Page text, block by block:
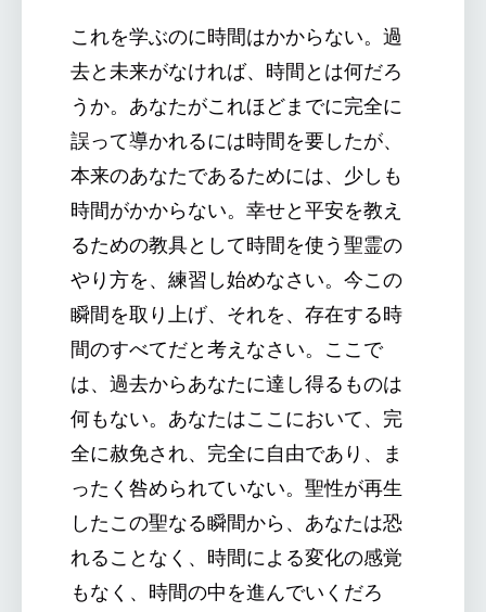
これを学ぶのに時間はかからない。過
去と未来がなければ、時間とは何だろ
うか。あなたがこれほどまでに完全に
誤って導かれるには時間を要したが、
本来のあなたであるためには、少しも
時間がかからない。幸せと平安を教え
るための教具として時間を使う聖霊の
やり方を、練習し始めなさい。今この
瞬間を取り上げ、それを、存在する時
間のすべてだと考えなさい。ここで
は、過去からあなたに達し得るものは
何もない。あなたはここにおいて、完
全に赦免され、完全に自由であり、ま
ったく咎められていない。聖性が再生
したこの聖なる瞬間から、あなたは恐
れることなく、時間による変化の感覚
もなく、時間の中を進んでいくだろ